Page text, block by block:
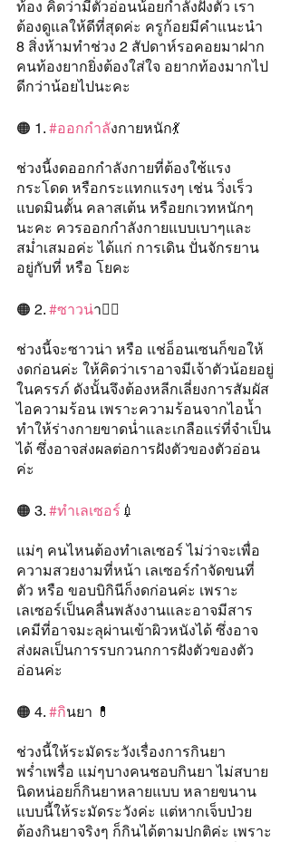
ท้อง คิดว่ามีตัวอ่อนน้อยกำลังฝังตัว เรา
ต้องดูแลให้ดีที่สุดค่ะ ครูก้อยมีคำแนะนำ
8 สิ่งห้ามทำช่วง 2 สัปดาห์รอคอยมาฝาก
คนท้องยากยิ่งต้องใส่ใจ อยากท้องมากไป
ดีกว่าน้อยไปนะคะ
🟠 1. #ออกกำลังกายหนัก💃
ช่วงนี้งดออกกำลังกายที่ต้องใช้แรง
กระโดด หรือกระแทกแรงๆ เช่น วิ่งเร็ว
แบดมินตั้น คลาสเต้น หรือยกเวทหนักๆ
นะคะ ควรออกกำลังกายแบบเบาๆและ
สม่ำเสมอค่ะ ได้แก่ การเดิน ปั่นจักรยาน
อยู่กับที่ หรือ โยคะ
🟠 2. #ซาวน่า👳‍♀️
ช่วงนี้จะซาวน่า หรือ แช่อ็อนเซนก็ขอให้
งดก่อนค่ะ ให้คิดว่าเราอาจมีเจ้าตัวน้อยอยู่
ในครรภ์ ดังนั้นจึงต้องหลีกเลี่ยงการสัมผัส
ไอความร้อน เพราะความร้อนจากไอน้ำ
ทำให้ร่างกายขาดน่ำและเกลือแร่ที่จำเป็น
ได้ ซึ่งอาจส่งผลต่อการฝังตัวของตัวอ่อน
ค่ะ
🟠 3. #ทำเลเซอร ์💉
แม่ๆ คนไหนต้องทำเลเซอร์ ไม่ว่าจะเพื่อ
ความสวยงามที่หน้า เลเซอร์กำจัดขนที่
ตัว หรือ ขอบบิกินีก็งดก่อนค่ะ เพราะ
เลเซอร์เป็นคลื่นพลังงานและอาจมีสาร
เคมีที่อาจมะลุผ่านเข้าผิวหนังได้ ซึ่งอาจ
ส่งผลเป็นการรบกวนกการฝังตัวของตัว
อ่อนค่ะ
🟠 4. #กินยา 💊
ช่วงนี้ให้ระมัดระวังเรื่องการกินยา
พร่ำเพรื่อ แม่ๆบางคนชอบกินยา ไม่สบาย
นิดหน่อยก็กินยาหลายแบบ หลายขนาน
แบบนี้ให้ระมัดระวังค่ะ แต่หากเจ็บป่วย
ต้องกินยาจริงๆ ก็กินได้ตามปกติค่ะ เพราะ